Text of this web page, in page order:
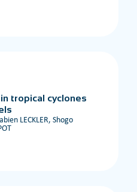
tropical cyclones
LECKLER, Shogo